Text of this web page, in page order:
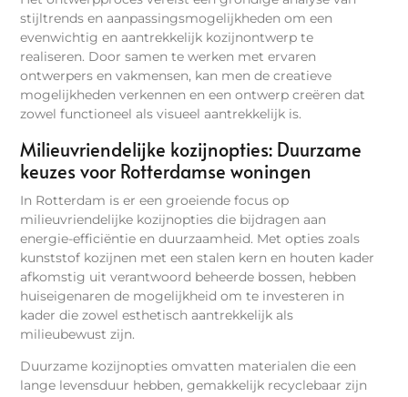
stijltrends en aanpassingsmogelijkheden om een
evenwichtig en aantrekkelijk kozijnontwerp te
realiseren. Door samen te werken met ervaren
ontwerpers en vakmensen, kan men de creatieve
mogelijkheden verkennen en een ontwerp creëren dat
zowel functioneel als visueel aantrekkelijk is.
Milieuvriendelijke kozijnopties: Duurzame
keuzes voor Rotterdamse woningen
In Rotterdam is er een groeiende focus op
milieuvriendelijke kozijnopties die bijdragen aan
energie-efficiëntie en duurzaamheid. Met opties zoals
kunststof kozijnen met een stalen kern en houten kader
afkomstig uit verantwoord beheerde bossen, hebben
huiseigenaren de mogelijkheid om te investeren in
kader die zowel esthetisch aantrekkelijk als
milieubewust zijn.
Duurzame kozijnopties omvatten materialen die een
lange levensduur hebben, gemakkelijk recyclebaar zijn